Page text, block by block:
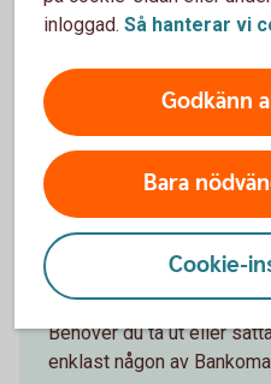
I den här filmen berättar
Se filmen här
Behöver du
Behöver du ta ut eller
enklast någon av
inloggad. Så hanterar vi
Godkänn
Bara
Cookie-